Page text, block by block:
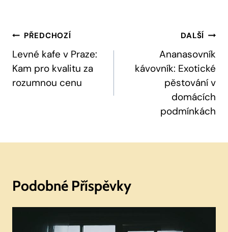
Navigace
Pro
Příspěvek
PŘEDCHOZÍ
Levné kafe v Praze:
Kam pro kvalitu za
rozumnou cenu
DALŠÍ
Ananasovník
kávovník: Exotické
pěstování v
domácích
podmínkách
Podobné Příspěvky